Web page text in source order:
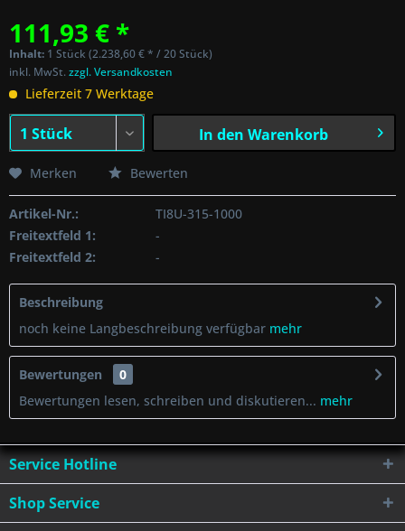
111,93 € *
Inhalt: 1 Stück (2.238,60 € * / 20 Stück)
inkl. MwSt.zzgl. Versandkosten
Lieferzeit 7 Werktage
In den Warenkorb
Merken Bewerten
Artikel-Nr.:
TI8U-315-1000
Freitextfeld 1:
-
Freitextfeld 2:
-
Beschreibung
noch keine Langbeschreibung verfügbar mehr
Bewertungen
0
Bewertungen lesen, schreiben und diskutieren... mehr
Service Hotline
Shop Service